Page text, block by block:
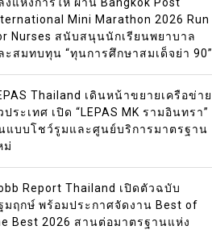
Mini Marathon 2026 Run
Nurses สนับสนุนนักเรียนพยาบาล
ะสมทบทุน “ทุนการศึกษาสมเด็จย่า 90”
Thailand เดินหน้าขยายเครือข่าย
ประเทศ เปิด “LEPAS MK รามอินทรา”
แบบโชว์รูมและศูนย์บริการมาตรฐาน
ม่
Report Thailand เปิดตัวฉบับ
มฤกษ์ พร้อมประกาศจัดงาน Best of
Best 2026 สานต่อมาตรฐานแห่ง